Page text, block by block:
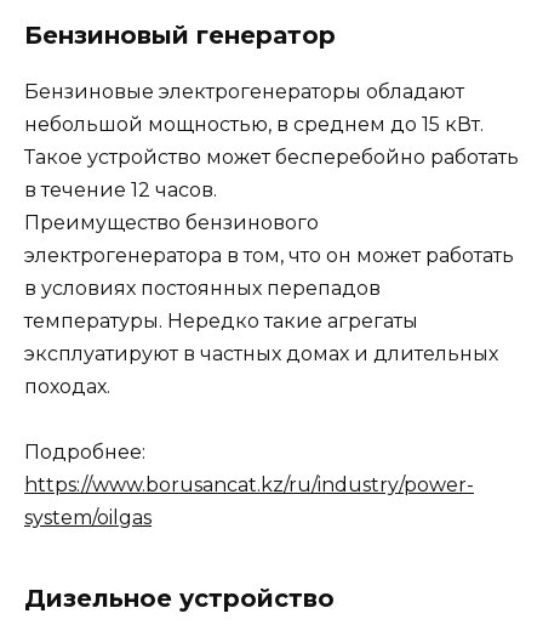
Бензиновый генератор
Бензиновые электрогенераторы обладают
небольшой мощностью, в среднем до 15 кВт.
Такое устройство может бесперебойно работать
в течение 12 часов.
Преимущество бензинового
электрогенератора в том, что он может работать
в условиях постоянных перепадов
температуры. Нередко такие агрегаты
эксплуатируют в частных домах и длительных
походах.
Подробнее:
https://www.borusancat.kz/ru/industry/power-
system/oilgas
Дизельное устройство